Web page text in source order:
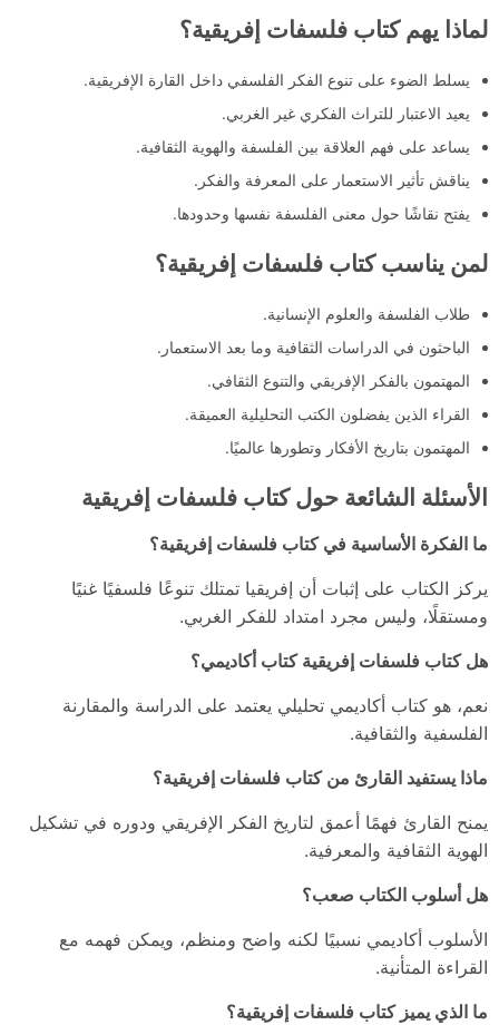
لماذا يهم كتاب فلسفات إفريقية؟
يسلط الضوء على تنوع الفكر الفلسفي داخل القارة الإفريقية.
يعيد الاعتبار للتراث الفكري غير الغربي.
يساعد على فهم العلاقة بين الفلسفة والهوية الثقافية.
يناقش تأثير الاستعمار على المعرفة والفكر.
يفتح نقاشًا حول معنى الفلسفة نفسها وحدودها.
لمن يناسب كتاب فلسفات إفريقية؟
طلاب الفلسفة والعلوم الإنسانية.
الباحثون في الدراسات الثقافية وما بعد الاستعمار.
المهتمون بالفكر الإفريقي والتنوع الثقافي.
القراء الذين يفضلون الكتب التحليلية العميقة.
المهتمون بتاريخ الأفكار وتطورها عالميًا.
الأسئلة الشائعة حول كتاب فلسفات إفريقية
ما الفكرة الأساسية في كتاب فلسفات إفريقية؟
يركز الكتاب على إثبات أن إفريقيا تمتلك تنوعًا فلسفيًا غنيًا
ومستقلًا، وليس مجرد امتداد للفكر الغربي.
هل كتاب فلسفات إفريقية كتاب أكاديمي؟
نعم، هو كتاب أكاديمي تحليلي يعتمد على الدراسة والمقارنة
الفلسفية والثقافية.
ماذا يستفيد القارئ من كتاب فلسفات إفريقية؟
يمنح القارئ فهمًا أعمق لتاريخ الفكر الإفريقي ودوره في تشكيل
الهوية الثقافية والمعرفية.
هل أسلوب الكتاب صعب؟
الأسلوب أكاديمي نسبيًا لكنه واضح ومنظم، ويمكن فهمه مع
القراءة المتأنية.
ما الذي يميز كتاب فلسفات إفريقية؟